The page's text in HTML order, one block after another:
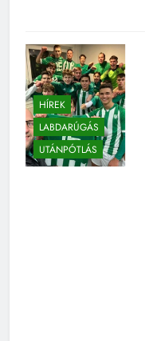
HÍREK
LABDARÚGÁS
UTÁNPÓTLÁS